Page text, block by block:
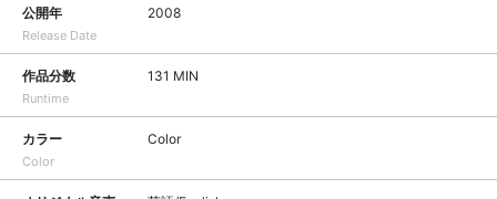
公開年
Release Date
2008
作品分数
Runtime
131 MIN
カラー
Color
Color